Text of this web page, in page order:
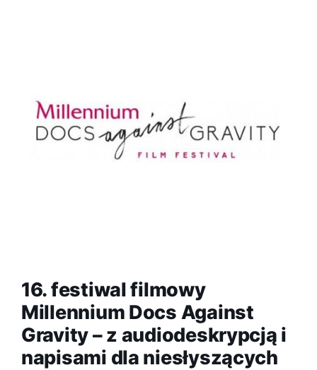
16. festiwal filmowy
Millennium Docs Against
Gravity – z audiodeskrypcją i
napisami dla niesłyszących